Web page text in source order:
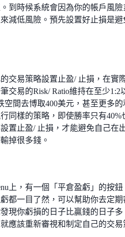
到時候系統會因為你的帳戶風險
減低風險。預先設置好止損是避
交易策略設置止盈/ 止損，在實
交易的Risk/ Ratio維持在至少1:2
空間去博取400美元，甚至更多的
同樣的策略，即使勝率只有40%
置止盈/ 止損，才能避免自己在
掉很多錢。
上，有一個「平倉盈虧」的按鈕
都一目了然，可以幫助你去定期
現你虧損的日子比贏錢的日子多
應該重新審視和制定自己的交易